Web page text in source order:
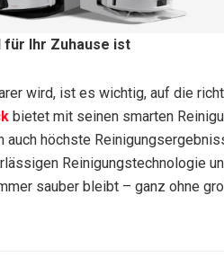
für Ihr Zuhause ist
wird, ist es wichtig, auf die
bietet mit seinen smarten
auch höchste
Reinigungstechnologie
sauber bleibt – ganz ohne